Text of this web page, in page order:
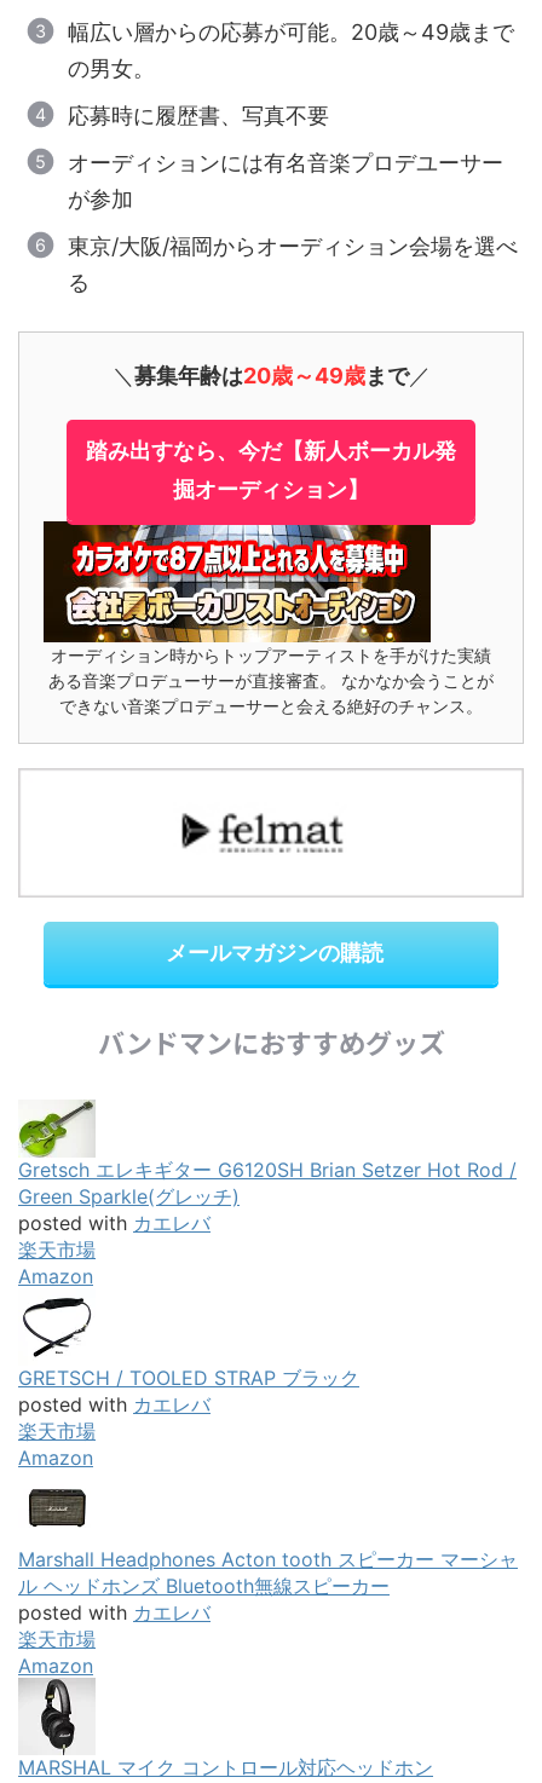
幅広い層からの応募が可能。20歳～49歳まで
の男女。
応募時に履歴書、写真不要
オーディションには有名音楽プロデユーサー
が参加
東京/大阪/福岡からオーディション会場を選べ
る
＼ 募集年齢は20歳～49歳まで／
踏み出すなら、今だ【新人ボーカル発
掘オーディション】
オーディション時からトップアーティストを手がけた実績
ある音楽プロデューサーが直接審査。 なかなか会うことが
できない音楽プロデューサーと会える絶好のチャンス。
メールマガジンの購読
バンドマンにおすすめグッズ
Gretsch エレキギター G6120SH Brian Setzer Hot Rod /
Green Sparkle(グレッチ)
posted with カエレバ
楽天市場
Amazon
GRETSCH / TOOLED STRAP ブラック
posted with カエレバ
楽天市場
Amazon
Marshall Headphones Acton tooth スピーカー マーシャ
ル ヘッドホンズ Bluetooth無線スピーカー
posted with カエレバ
楽天市場
Amazon
MARSHAL マイク コントロール対応ヘッドホン